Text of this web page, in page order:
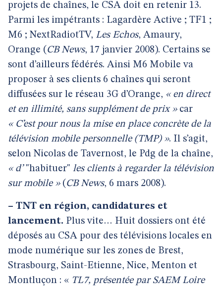
projets de chaînes, le CSA doit en retenir 13.
Parmi les impétrants : Lagardère Active ; TF1 ;
M6 ; NextRadiotTV, Les Echos, Amaury,
Orange ( CB News, 17 janvier 2008). Certains se
sont d’ailleurs fédérés. Ainsi M6 Mobile va
proposer à ses clients 6 chaînes qui seront
diffusées sur le réseau 3G d’Orange, « en direct
et en illimité, sans supplément de prix »car
« C’est pour nous la mise en place concrète de la
télévision mobile personnelle (TMP) ». Il s’agit,
selon Nicolas de Tavernost, le Pdg de la chaîne,
« d’ "habituer" les clients à regarder la télévision
sur mobile »( CB News, 6 mars 2008).
– TNT en région, candidatures et
lancement. Plus vite… Huit dossiers ont été
déposés au CSA pour des télévisions locales en
mode numérique sur les zones de Brest,
Strasbourg, Saint-Etienne, Nice, Menton et
Montluçon : « TL7, présentée par SAEM Loire